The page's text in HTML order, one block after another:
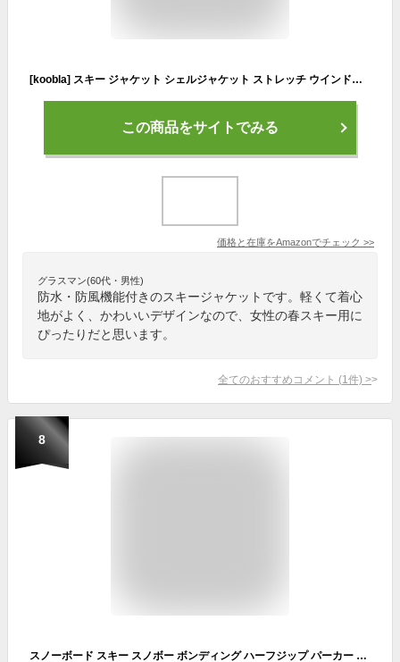
[koobla] スキー ジャケット シェルジャケット ストレッチ ウインドブレーカー マウンテンパーカー 3way フリース付 スノーボード 耐水圧15,000mm 防水 防風 kb139
この商品をサイトでみる
価格と在庫をAmazonでチェック >>
グラスマン(60代・男性)
防水・防風機能付きのスキージャケットです。軽くて着心
地がよく、かわいいデザインなので、女性の春スキー用に
ぴったりだと思います。
全てのおすすめコメント (1 件) >
8
スノーボード スキー スノボー ボンディング ハーフジップ パーカー 防水 撥水 防風 防寒 冬 雪 スノーボードウェア スキーウェア スノボウェア メンズ レディース HOPE ホープ 春スキー 春スノボー age-770FB